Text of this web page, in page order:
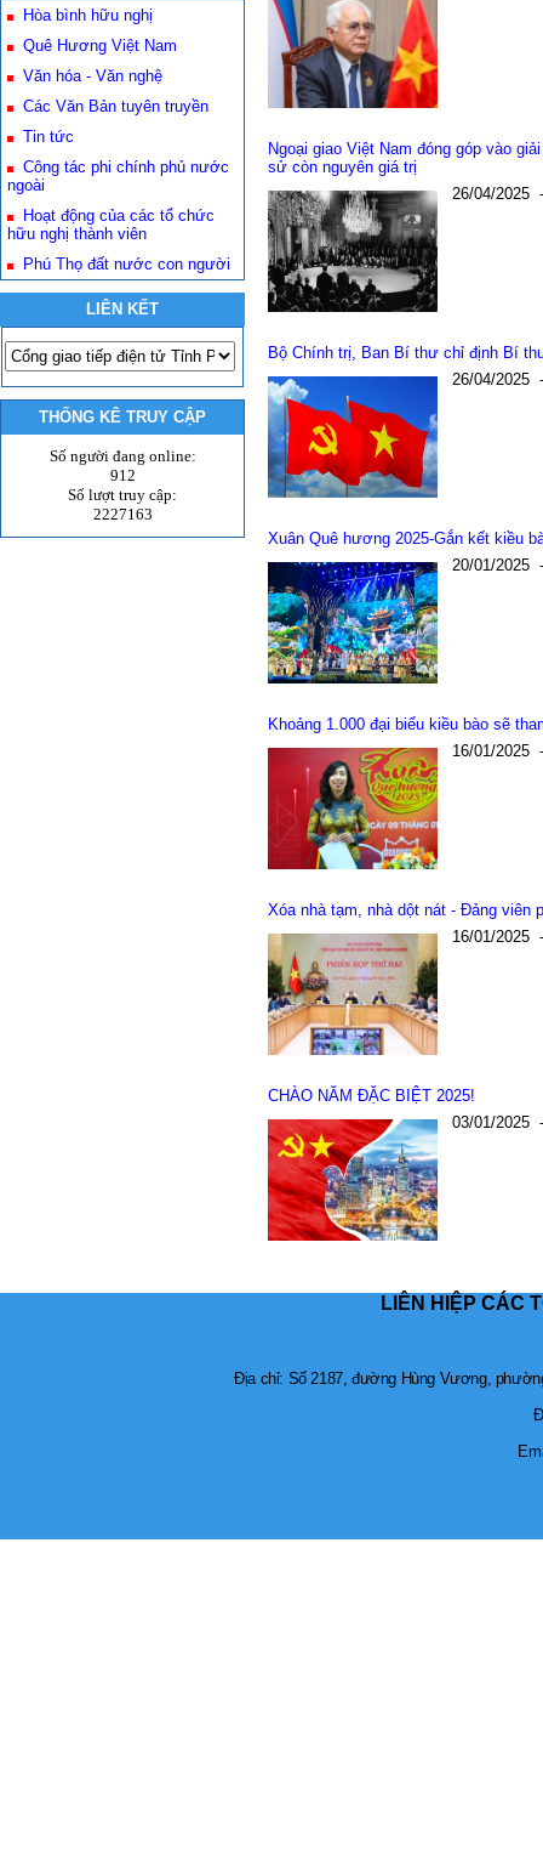
Hòa bình hữu nghị
Quê Hương Việt Nam
Văn hóa - Văn nghệ
Các Văn Bản tuyên truyền
Tin tức
Công tác phi chính phủ nước
ngoài
Hoạt động của các tổ chức
hữu nghị thành viên
Phú Thọ đất nước con người
LIÊN KẾT
THỐNG KÊ TRUY CẬP
Số người đang online:
912
Số lượt truy cập:
2227163
Ngoại giao Việt Nam đóng góp vào
sử còn nguyên giá trị
26/04/2025
Bộ Chính trị, Ban Bí thư chỉ định Bí
26/04/2025
Xuân Quê hương 2025-Gắn kết kiều
20/01/2025
Khoảng 1.000 đại biểu kiều bào sẽ
16/01/2025
Xóa nhà tạm, nhà dột nát - Đảng viên
16/01/2025
CHÀO NĂM ĐẶC BIỆT 2025!
03/01/2025
LIÊN HIỆP CÁC
Địa chỉ: Số 2187, đường Hùng Vương,